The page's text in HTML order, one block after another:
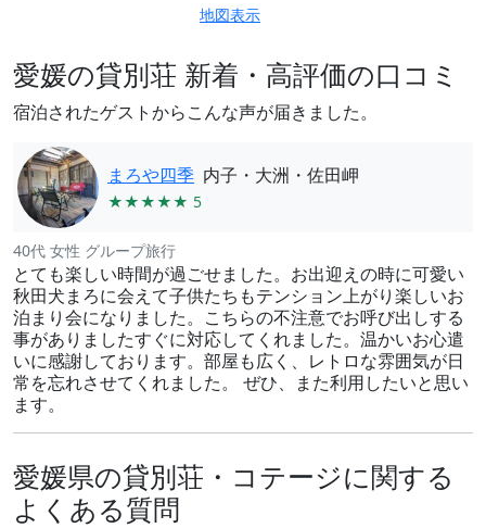
地図表示
愛媛の貸別荘 新着・高評価の口コミ
宿泊されたゲストからこんな声が届きました。
まろや四季 内子・大洲・佐田岬
★★★★★ 5
40代 女性 グループ旅行
とても楽しい時間が過ごせました。お出迎えの時に可愛い
秋田犬まろに会えて子供たちもテンション上がり楽しいお
泊まり会になりました。こちらの不注意でお呼び出しする
事がありましたすぐに対応してくれました。温かいお心遣
いに感謝しております。部屋も広く、レトロな雰囲気が日
常を忘れさせてくれました。 ぜひ、また利用したいと思い
ます。
愛媛県の貸別荘・コテージに関する
よくある質問